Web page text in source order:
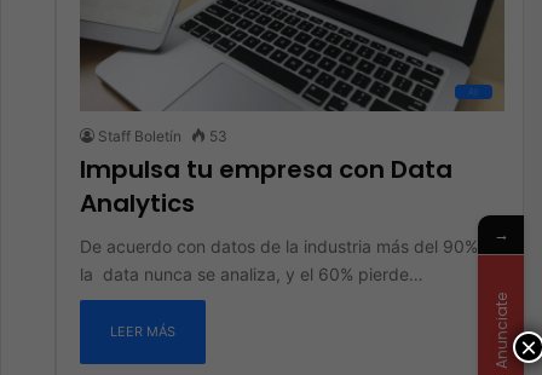
All
Staff Boletín 53
Impulsa tu empresa con Data
Analytics
De acuerdo con datos de la industria más del 90% de
la data nunca se analiza, y el 60% pierde…
LEER MÁS ×
→
Anunciate